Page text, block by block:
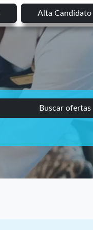
Alta Candidato
Buscar ofertas